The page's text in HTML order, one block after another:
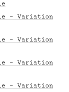
- Variation
- Variation
- Variation
- Variation